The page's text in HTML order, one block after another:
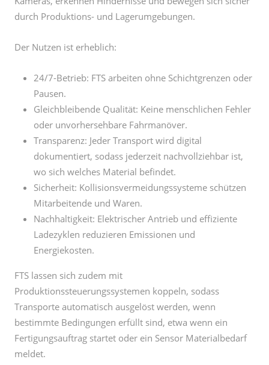
Pausen.
oder unvorhersehbare Fahrmanöver.
Transparenz: Jeder Transport wird digital
dokumentiert, sodass jederzeit nachvollziehbar ist,
wo sich welches Material befindet.
Sicherheit: Kollisionsvermeidungssysteme schützen
Mitarbeitende und Waren.
Nachhaltigkeit: Elektrischer Antrieb und effiziente
Ladezyklen reduzieren Emissionen und
Energiekosten.
FTS lassen sich zudem mit
Produktionssteuerungssystemen koppeln, sodass
bestimmte Bedingungen erfüllt sind, etwa wenn ein
Fertigungsauftrag startet oder ein Sensor Materialbedarf
meldet.
4. Digitalisierung und intelligente
Steuerungssysteme